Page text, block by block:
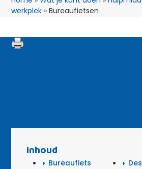
werkplek »Bureaufietsen
Inhoud
Bureaufiets